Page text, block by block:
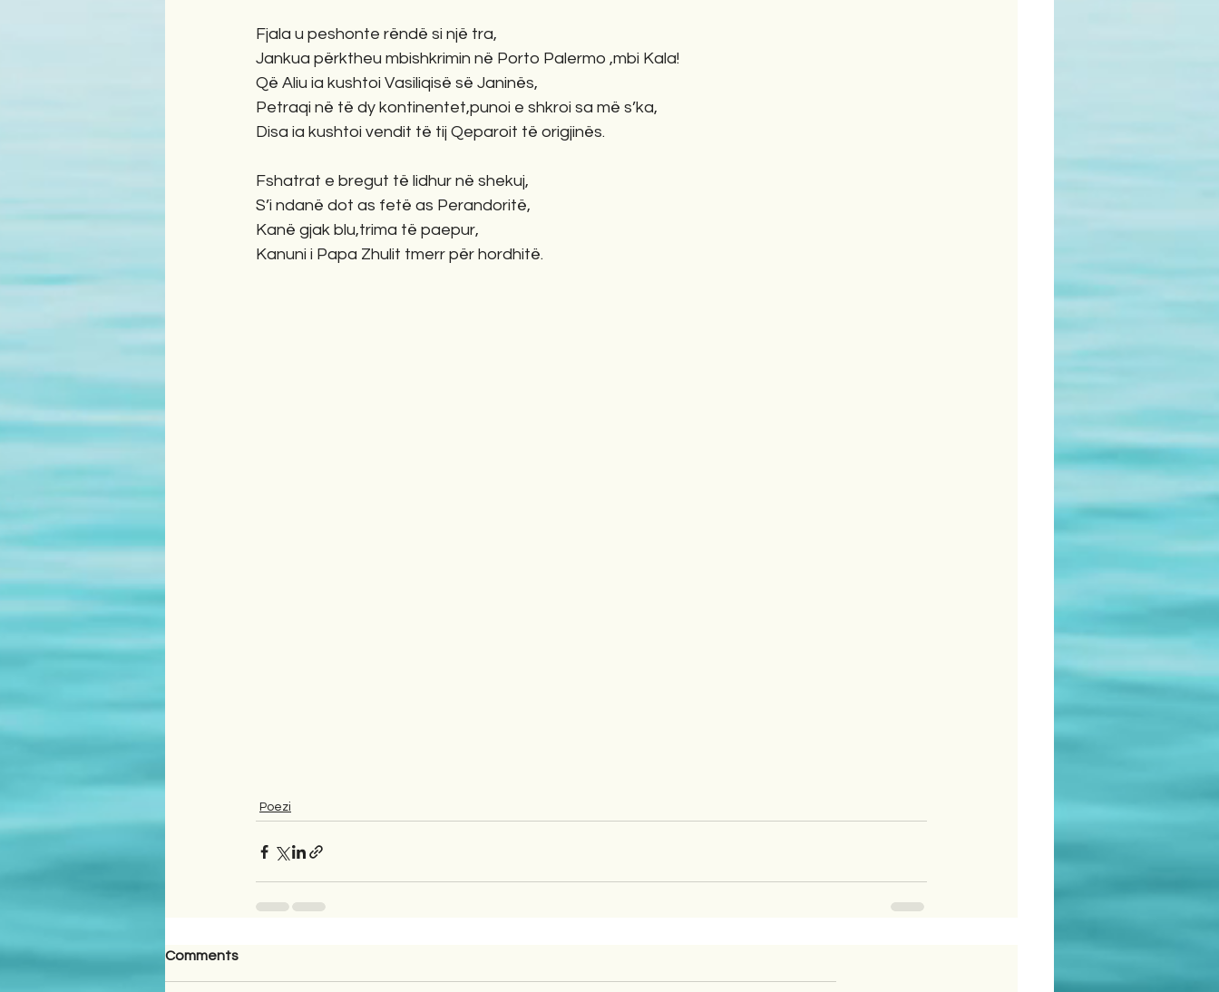
Fjala u peshonte rëndë si një tra,
Jankua përktheu mbishkrimin në Porto Palermo ,mbi Kala!
Që Aliu ia kushtoi Vasiliqisë së Janinës,
Petraqi në të dy kontinentet,punoi e shkroi sa më s’ka,
Disa ia kushtoi vendit të tij Qeparoit të origjinës.
Fshatrat e bregut të lidhur në shekuj,
S’i ndanë dot as fetë as Perandoritë,
Kanë gjak blu,trima të paepur,
Kanuni i Papa Zhulit tmerr për hordhitë.
Poezi
Comments